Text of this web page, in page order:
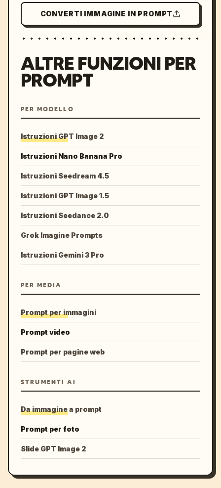
CONVERTI IMMAGINE IN PROMPT
ALTRE FUNZIONI PER
PROMPT
PER MODELLO
Istruzioni GPT Image 2
Istruzioni Nano Banana Pro
Istruzioni Seedream 4.5
Istruzioni GPT Image 1.5
Istruzioni Seedance 2.0
Grok Imagine Prompts
Istruzioni Gemini 3 Pro
PER MEDIA
Prompt per immagini
Prompt video
Prompt per pagine web
STRUMENTI AI
Da immagine a prompt
Prompt per foto
Slide GPT Image 2